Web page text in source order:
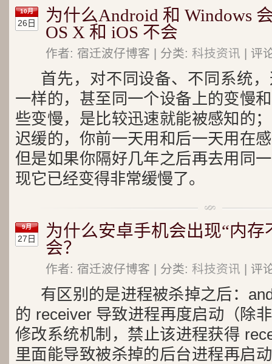
10月
26日
为什么Android 和 Windows
OS X 和 iOS 不会
作者: 宿迁波仔博客 | 分类: 科技资讯 | 评
首先，对不同设备、不同系统
一样的，甚至同一个设备上的变慢
些变慢，是比较迅速就能被感知的
迟缓的，你前一天用和后一天用在
但是如果你隔好几年之后再去用同
现它已经变得非常缓慢了。
9月
27日
为什么安卓手机会出现“内存
会？
作者: 宿迁波仔博客 | 分类: 科技资讯 | 评
有区别的是进程被杀掉之后：
的 receiver 导致进程再度启动（除
修改系统机制，禁止该进程获得
里面能导致被杀掉的后台进程再启